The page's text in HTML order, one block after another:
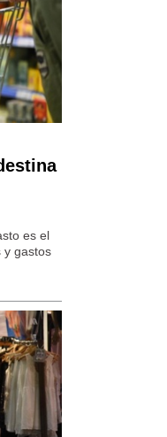
es el
y gastos